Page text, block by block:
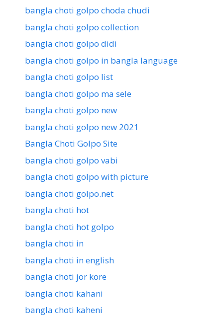
bangla choti golpo choda chudi
bangla choti golpo collection
bangla choti golpo didi
bangla choti golpo in bangla language
bangla choti golpo list
bangla choti golpo ma sele
bangla choti golpo new
bangla choti golpo new 2021
Bangla Choti Golpo Site
bangla choti golpo vabi
bangla choti golpo with picture
bangla choti golpo.net
bangla choti hot
bangla choti hot golpo
bangla choti in
bangla choti in english
bangla choti jor kore
bangla choti kahani
bangla choti kaheni